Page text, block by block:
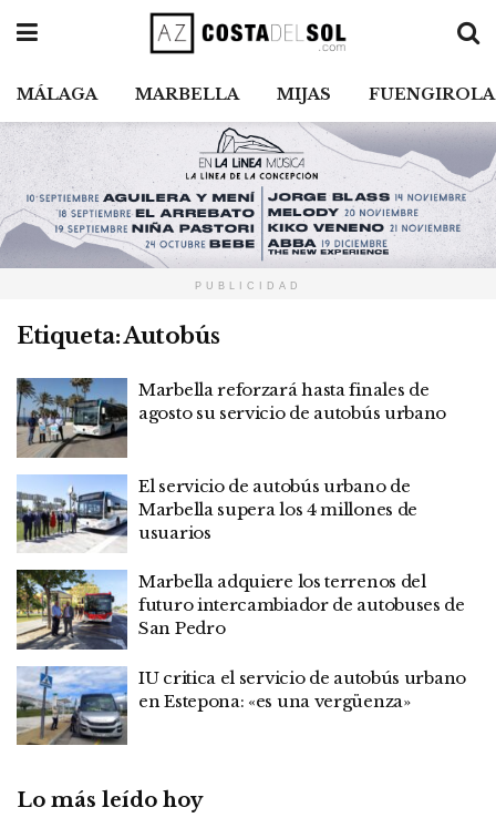
MÁLAGA MARBELLA MIJAS FUENGIROLA
PUBLICIDAD
Etiqueta:Autobús
Marbella reforzará hasta finales de
agosto su servicio de autobús urbano
El servicio de autobús urbano de
Marbella supera los 4 millones de
usuarios
Marbella adquiere los terrenos del
futuro intercambiador de autobuses de
San Pedro
IU critica el servicio de autobús urbano
en Estepona: «es una vergüenza»
Lo más leído hoy